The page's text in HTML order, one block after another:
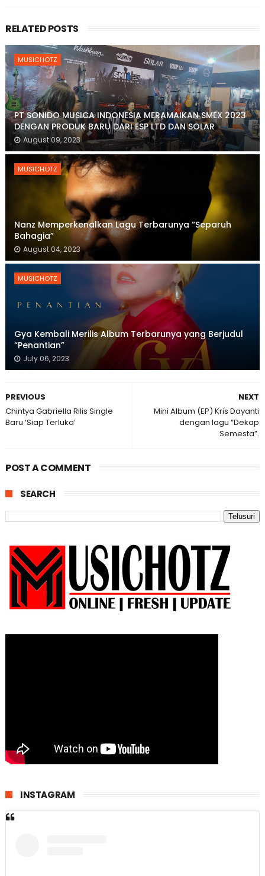
RELATED POSTS
MUSICHOTZ
PT SONIDO MUSICA INDONESIA MERAMAIKAN SMEX 2023
DENGAN PRODUK BARU DARI ESP LTD DAN SOLAR
August 09, 2023
MUSICHOTZ
Nanz Memperkenalkan Lagu Terbarunya “Separuh
Bahagia”
August 04, 2023
MUSICHOTZ
Gya Kembali Merilis Album Terbarunya yang Berjudul
“Penantian”
July 06, 2023
NEXT
Mini Album (EP) Kris Dayanti
dengan lagu “Dekap
Semesta”.
PREVIOUS
Chintya Gabriella Rilis Single
Baru ‘Siap Terluka’
POST A COMMENT
SEARCH
INSTAGRAM